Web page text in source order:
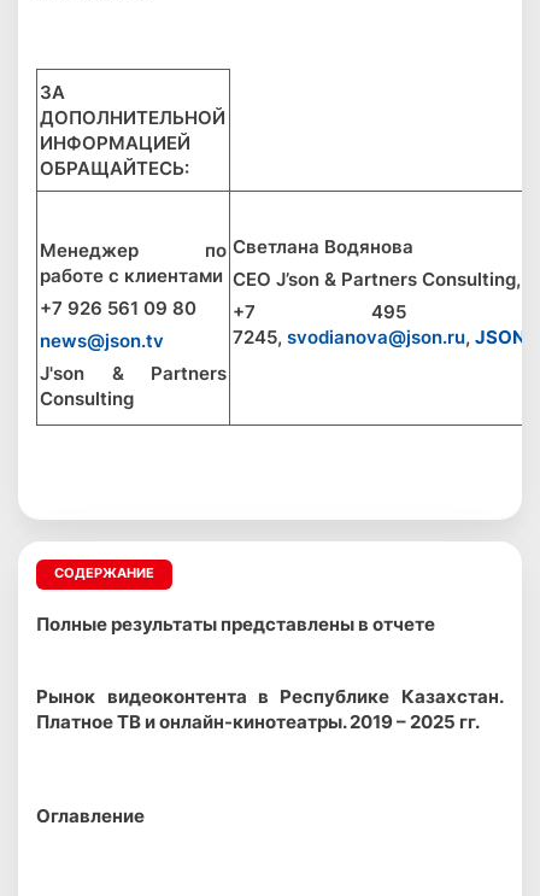
ЗА
ДОПОЛНИТЕЛЬНОЙ
ИНФОРМАЦИЕЙ
ОБРАЩАЙТЕСЬ:
Менеджер по
работе с клиентами
+7 926 561 09 80
news@json.tv
J'son & Partners
Consulting
Светлана Водянова
CEO J’son & Partners Consulting,
+7 495
7245,svodianova@json.ru,
СОДЕРЖАНИЕ
Полные результаты представлены в отчете
Рынок видеоконтента в Республике Казахстан.
Платное ТВ и онлайн-кинотеатры. 2019 – 2025 гг.
Оглавление